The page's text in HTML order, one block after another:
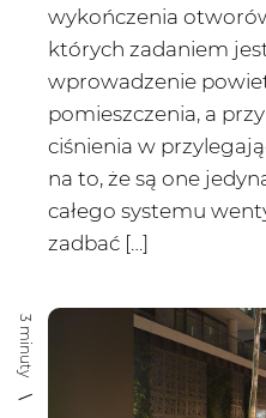
wykończenia
których zadaniem
wprowadzenie
pomieszczenia, a
ciśnienia w
na to, że są one
całego systemu
zadbać […]
3 minuty